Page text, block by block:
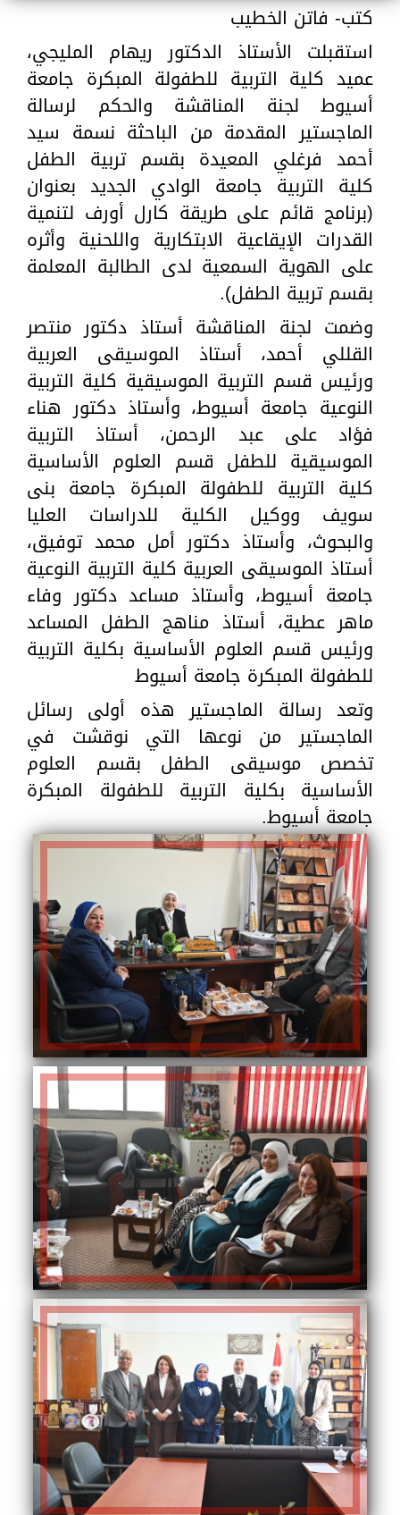
كتب- فاتن الخطيب
استقبلت الأستاذ الدكتور ريهام المليجي،
عميد كلية التربية للطفولة المبكرة جامعة
أسيوط لجنة المناقشة والحكم لرسالة
الماجستير المقدمة من الباحثة نسمة سيد
أحمد فرغلي المعيدة بقسم تربية الطفل
كلية التربية جامعة الوادي الجديد بعنوان
(برنامج قائم على طريقة كارل أورف لتنمية
القدرات الإيقاعية الابتكارية واللحنية وأثره
على الهوية السمعية لدى الطالبة المعلمة
بقسم تربية الطفل).
وضمت لجنة المناقشة أستاذ دكتور منتصر
القللي أحمد، أستاذ الموسيقى العربية
ورئيس قسم التربية الموسيقية كلية التربية
النوعية جامعة أسيوط، وأستاذ دكتور هناء
فؤاد على عبد الرحمن، أستاذ التربية
الموسيقية للطفل قسم العلوم الأساسية
كلية التربية للطفولة المبكرة جامعة بنى
سويف ووكيل الكلية للدراسات العليا
والبحوث، وأستاذ دكتور أمل محمد توفيق،
أستاذ الموسيقى العربية كلية التربية النوعية
جامعة أسيوط، وأستاذ مساعد دكتور وفاء
ماهر عطية، أستاذ مناهج الطفل المساعد
ورئيس قسم العلوم الأساسية بكلية التربية
للطفولة المبكرة جامعة أسيوط
وتعد رسالة الماجستير هذه أولى رسائل
الماجستير من نوعها التي نوقشت في
تخصص موسيقى الطفل بقسم العلوم
الأساسية بكلية التربية للطفولة المبكرة
جامعة أسيوط.